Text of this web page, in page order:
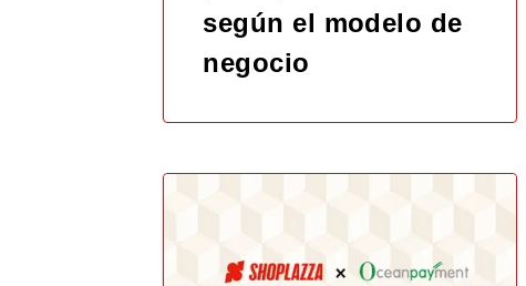
según el modelo de
negocio